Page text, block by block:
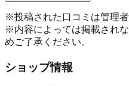
※投稿された口コミは管理
※内容によっては掲載され
めご了承ください。
ショップ情報